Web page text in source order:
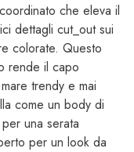
che eleva il
dettagli cut_out sui
colorate. Questo
rende il capo
trendy e mai
come un body di
una serata
per un look da